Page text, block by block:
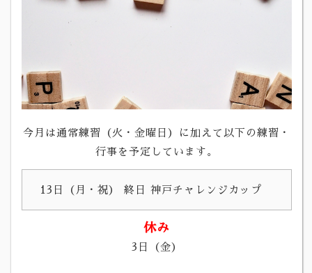
今月は通常練習（火・金曜日）に加えて以下の練習・
行事を予定しています。
13日（月・祝） 終日 神戸チャレンジカップ
休み
3日（金）